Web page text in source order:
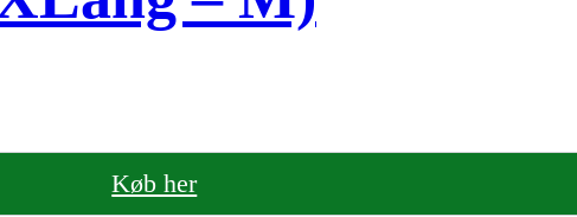
Køb her